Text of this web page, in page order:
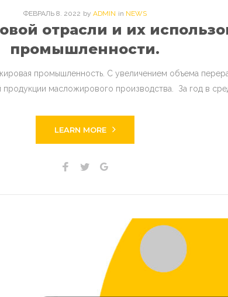
ФЕВРАЛЬ8. 2022 by ADMIN in NEWS
отрасли и их
промышленности.
промышленность. С увеличением объема
продукции масложирового производства. За год в
LEARN MORE